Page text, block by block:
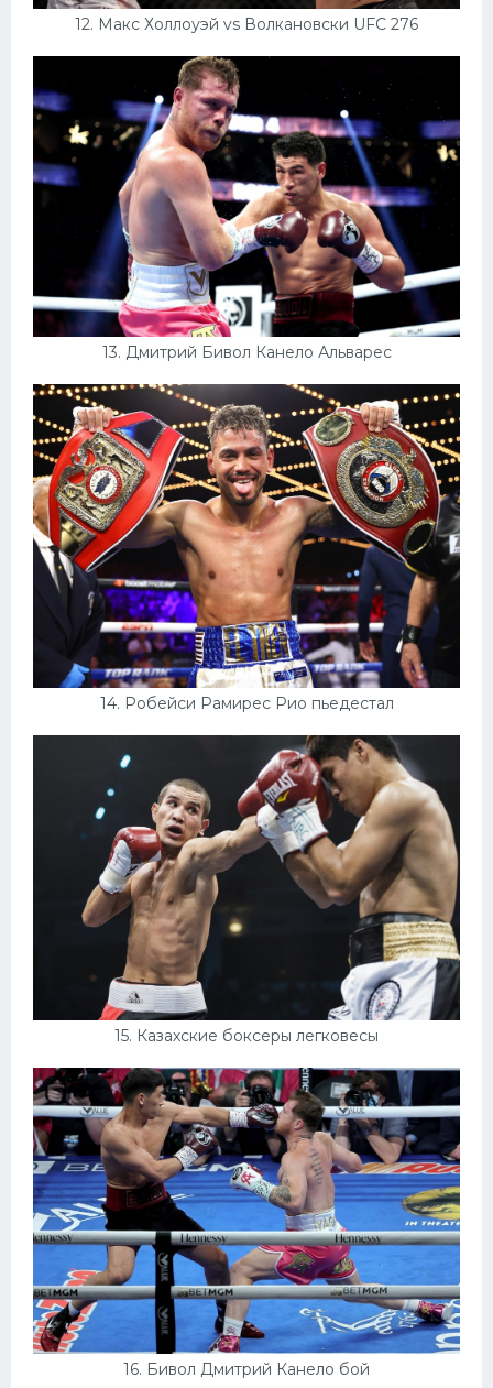
12. Макс Холлоуэй vs Волкановски UFC 276
13. Дмитрий Бивол Канело Альварес
14. Робейси Рамирес Рио пьедестал
15. Казахские боксеры легковесы
16. Бивол Дмитрий Канело бой